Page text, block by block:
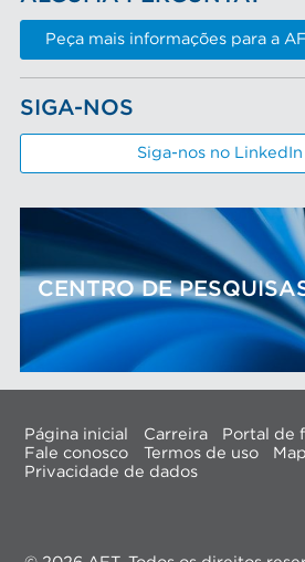
Peça mais informações para a
SIGA-NOS
Siga-nos no LinkedIn
CENTRO DE
Página inicial Carreira
Portal de
Fale conosco
Termos de uso
Privacidade de dados